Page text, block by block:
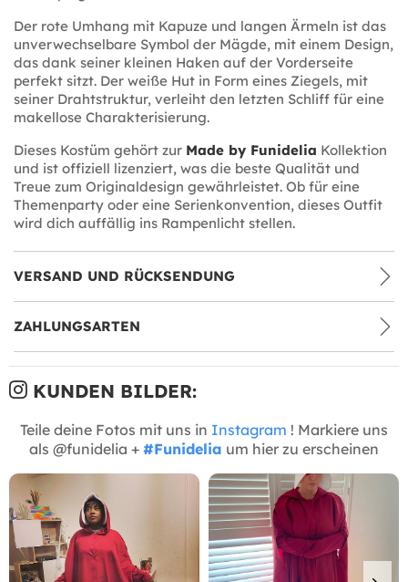
Der rote Umhang mit Kapuze und langen Ärmeln ist das
unverwechselbare Symbol der Mägde, mit einem Design,
das dank seiner kleinen Haken auf der Vorderseite
perfekt sitzt. Der weiße Hut in Form eines Ziegels, mit
seiner Drahtstruktur, verleiht den letzten Schliff für eine
makellose Charakterisierung.
Dieses Kostüm gehört zur Made by Funidelia Kollektion
und ist offiziell lizenziert, was die beste Qualität und
Treue zum Originaldesign gewährleistet. Ob für eine
Themenparty oder eine Serienkonvention, dieses Outfit
wird dich auffällig ins Rampenlicht stellen.
VERSAND UND RÜCKSENDUNG
ZAHLUNGSARTEN
KUNDEN BILDER:
Teile deine Fotos mit uns in Instagram ! Markiere uns
als @funidelia + #Funidelia um hier zu erscheinen